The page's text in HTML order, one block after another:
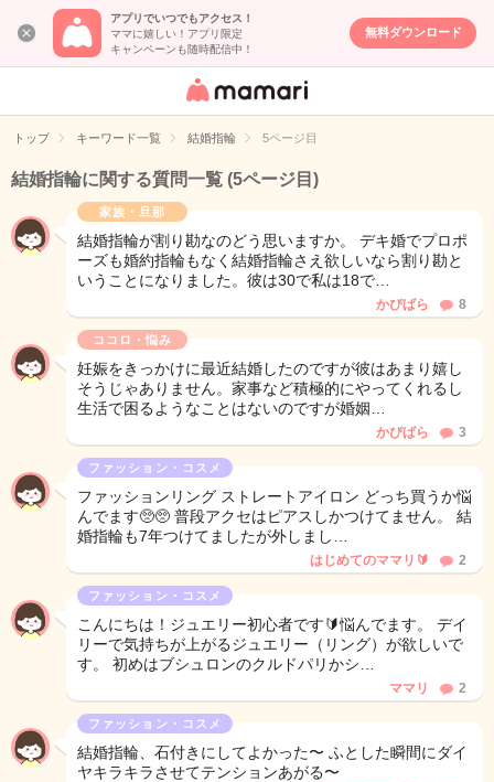
アプリでいつでもアクセス！
ママに嬉しい！アプリ限定
キャンペーンも随時配信中！
無料ダウンロード
女性専用匿名QA
イト
トップ キーワード一覧 結婚指輪 5ページ目
結婚指輪に関する質問一覧 (5ページ目)
家族・旦那
結婚指輪が割り勘なのどう思いますか。 デキ婚でプロポ
ーズも婚約指輪もなく結婚指輪さえ欲しいなら割り勘と
いうことになりました。彼は30で私は18で…
かぴばら 8
ココロ・悩み
妊娠をきっかけに最近結婚したのですが彼はあまり嬉し
そうじゃありません。家事など積極的にやってくれるし
生活で困るようなことはないのですが婚姻…
かぴばら 3
ファッション・コスメ
ファッションリング ストレートアイロン どっち買うか悩
んでます🥺🥺 普段アクセはピアスしかつけてません。 結
婚指輪も7年つけてましたが外しまし…
はじめてのママリ🔰 2
ファッション・コスメ
こんにちは！ジュエリー初心者です🔰悩んでます。 デイ
リーで気持ちが上がるジュエリー（リング）が欲しいで
す。 初めはブシュロンのクルドパリかシ…
ママリ 2
ファッション・コスメ
結婚指輪、石付きにしてよかった〜 ふとした瞬間にダイ
ヤキラキラさせてテンションあがる〜